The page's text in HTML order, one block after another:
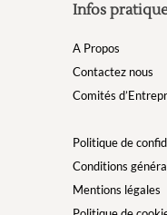
Infos
A Propos
Contactez nous
Comités
Politique de
Conditions
Mentions légales